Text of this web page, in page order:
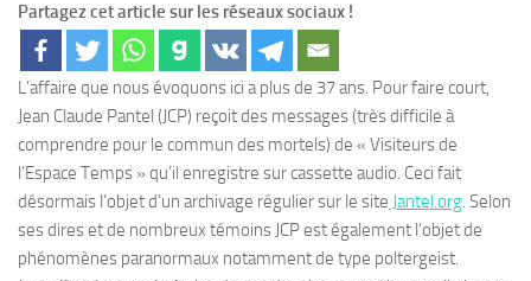
Partagez cet article sur les réseaux sociaux !
L’affaire que nous évoquons ici a plus de 37 ans. Pour faire court,
Jean Claude Pantel (JCP) reçoit des messages (très difficile à
comprendre pour le commun des mortels) de « Visiteurs de
l’Espace Temps » qu’il enregistre sur cassette audio. Ceci fait
désormais l’objet d’un archivage régulier sur le site Jantel.org. Selon
ses dires et de nombreux témoins JCP est également l’objet de
phénomènes paranormaux notamment de type poltergeist.